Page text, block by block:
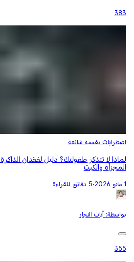
383
اضطرابات نفسية شائعة
لماذا لا تتذكر طفولتك؟ دليل لفقدان
المجزأة والكبت
1 مايو 2026 •5 دقائق للقراءة
بواسطة: آيات النجار
355